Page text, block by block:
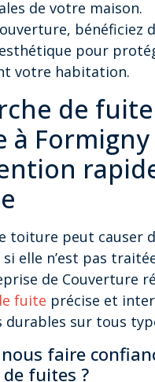
de votre maison.
bénéficiez
pour
votre habitation.
de
Formigny
toiture peut causer
elle n’est pas
de Couverture
fuite précise et
durables sur tous
faire
fuites ?